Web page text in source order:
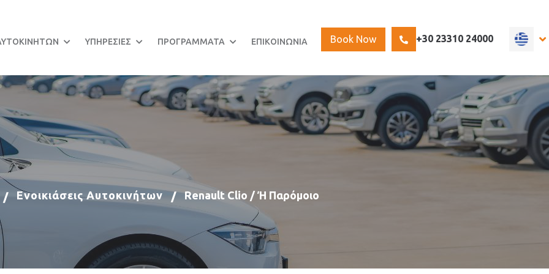
ΥΠΗΡΕΣΙΕΣ ΠΡΟΓΡΑΜΜΑΤΑ ΕΠΙΚΟΙΝΩΝΙΑ
Select
Book Now +30 23310 24000
Ενοικιάσεις Αυτοκινήτων Renault Clio / Ή Παρόμοιο